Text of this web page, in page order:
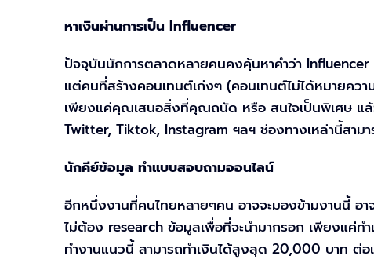
หาเงินผ่านการเป็น Influencer
ปัจจุบันนักการตลาดหลายคนคงคุ้นหาคำว่า Influencer
แต่คนที่สร้างคอนเทนต์เก่งๆ (คอนเทนต์ไม่ได้หมายควา
เพียงแค่คุณเสนอสิ่งที่คุณถนัด หรือ สนใจเป็นพิเศษ แล้
Twitter, Tiktok, Instagram ฯลฯ ช่องทางเหล่านี้สาม
นักคีย์ข้อมูล ทำแบบสอบถามออนไลน์
อีกหนึ่งงานที่คนไทยหลายๆคน อาจจะมองข้ามงานนี้ อา
ไม่ต้อง research ข้อมูลเพื่อที่จะนำมากรอก เพียงแค่ท
ทำงานแนวนี้ สามารถทำเงินได้สูงสุด 20,000 บาท ต่